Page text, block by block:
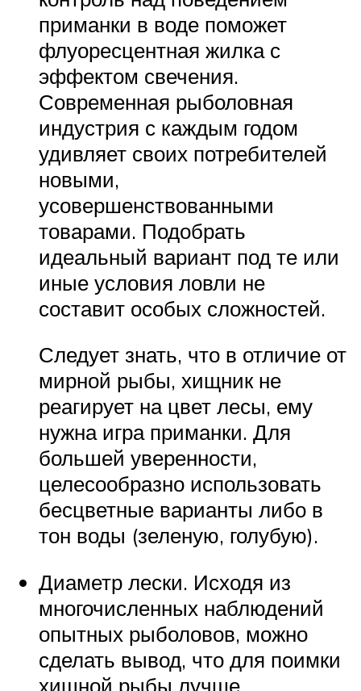
приманки в воде поможет
флуоресцентная жилка с
эффектом свечения.
Современная рыболовная
индустрия с каждым годом
удивляет своих потребителей
новыми,
усовершенствованными
товарами. Подобрать
идеальный вариант под те или
иные условия ловли не
составит особых сложностей.
Следует знать, что в отличие от
мирной рыбы, хищник не
реагирует на цвет лесы, ему
нужна игра приманки. Для
большей уверенности,
целесообразно использовать
бесцветные варианты либо в
тон воды (зеленую, голубую).
Диаметр лески. Исходя из
многочисленных наблюдений
опытных рыболовов, можно
сделать вывод, что для поимки
хищной рыбы лучше